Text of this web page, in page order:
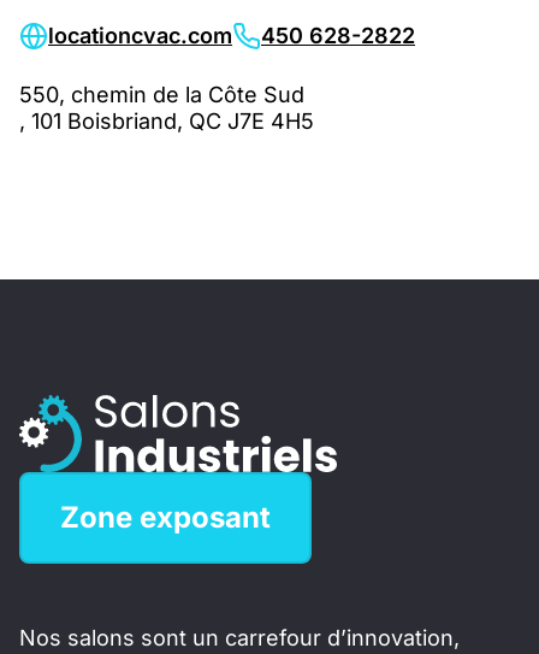
locationcvac.com 450 628-2822
550, chemin de la Côte Sud
, 101 Boisbriand, QC J7E 4H5
Zone exposant
Nos salons sont un carrefour d’innovation,